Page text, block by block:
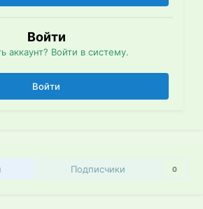
Войти
аккаунт? Войти в систему.
Войти
Подписчики 0